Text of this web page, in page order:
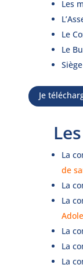
Les
Le
Le
Je
La
de
La
La
La
La
La